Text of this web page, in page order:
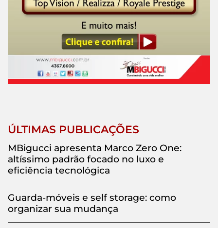
ÚLTIMAS PUBLICAÇÕES
MBigucci apresenta Marco Zero One:
altíssimo padrão focado no luxo e
eficiência tecnológica
Guarda-móveis e self storage: como
organizar sua mudança